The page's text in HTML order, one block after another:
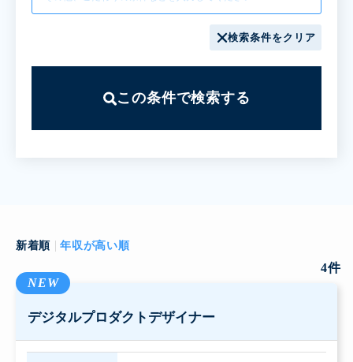
検索条件をクリア
この条件で検索する
4件
新着順 年収が高い順
NEW
デジタルプロダクトデザイナー